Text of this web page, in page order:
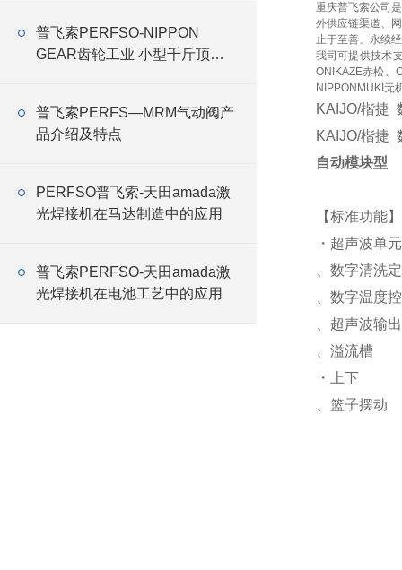
普飞索PERFSO-NIPPON
GEAR齿轮工业 小型千斤顶
普飞索PERFS—MRM气动阀产
品介绍及特点
PERFSO普飞索-天田amada激
光焊接机在马达制造中的应用
普飞索PERFSO-天田amada激
光焊接机在电池工艺中的应用
重庆普飞索公司
外供应链渠道、
止于至善、永续
我司可提供技术
ONIKAZE赤松、
NIPPONMUKI无
KAIJO/楷捷
KAIJO/楷捷
自动模块型
【标准功能】
・超声波单
、数字清洗
、数字温度
、超声波输
、溢流槽
・上下
、篮子摆动